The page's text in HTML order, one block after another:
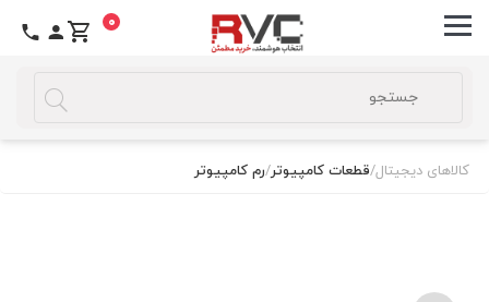
0
کالاهای دیجیتال/قطعات کامپیوتر/رم کامپیوتر